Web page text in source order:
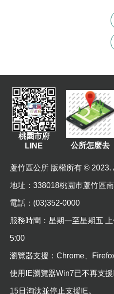
桃園市府
LINE
公所怎麼去
蘆竹區公所 版權所有 © 2023.
地址 ：338018桃園市蘆竹區
電話：(03)352-0000
服務時間：星期一至星期五
5:00
瀏覽器支援：Chrome、
使用IE瀏覽器Win7已不再支
15日淘汰並停止支援IE。